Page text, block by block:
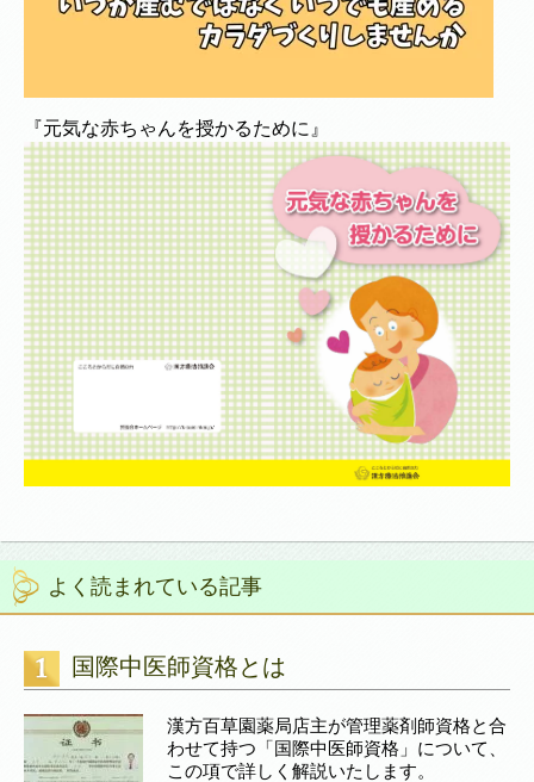
『元気な赤ちゃんを授かるために』
よく読まれている記事
国際中医師資格とは
漢方百草園薬局店主が管理薬剤師資格と合
わせて持つ「国際中医師資格」について、
この項で詳しく解説いたします。